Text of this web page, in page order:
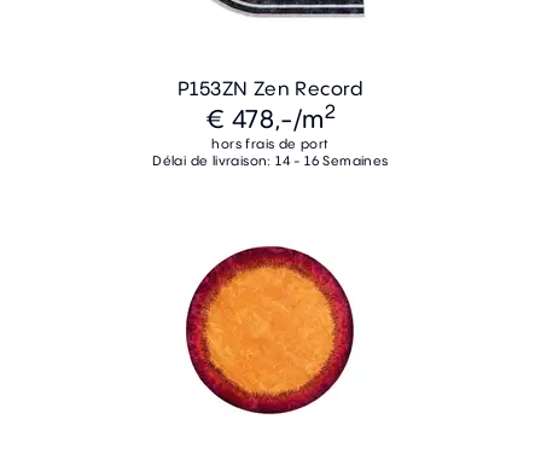
P153ZN Zen Record
€ 478,-/m2
hors frais de port
Délai de livraison: 14 - 16 Semaines